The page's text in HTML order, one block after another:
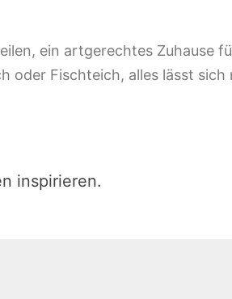
ein artgerechtes Zuhause
oder Fischteich, alles lässt sich
inspirieren.